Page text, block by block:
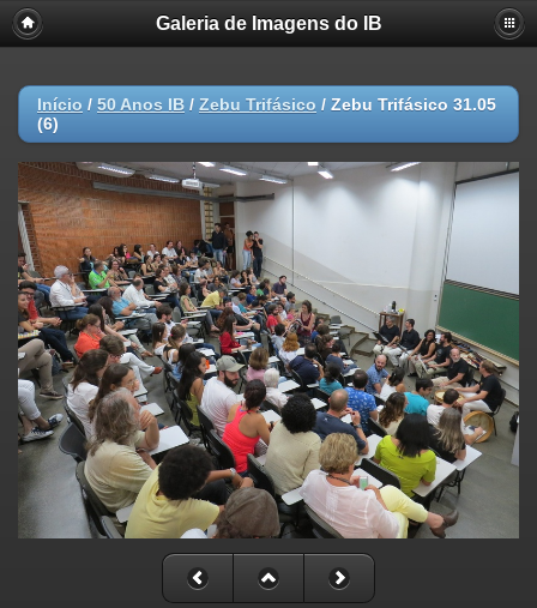
Galeria de Imagens do IB
Início / 50 Anos IB / Zebu Trifásico / Zebu Trifásico 31.05
(6)